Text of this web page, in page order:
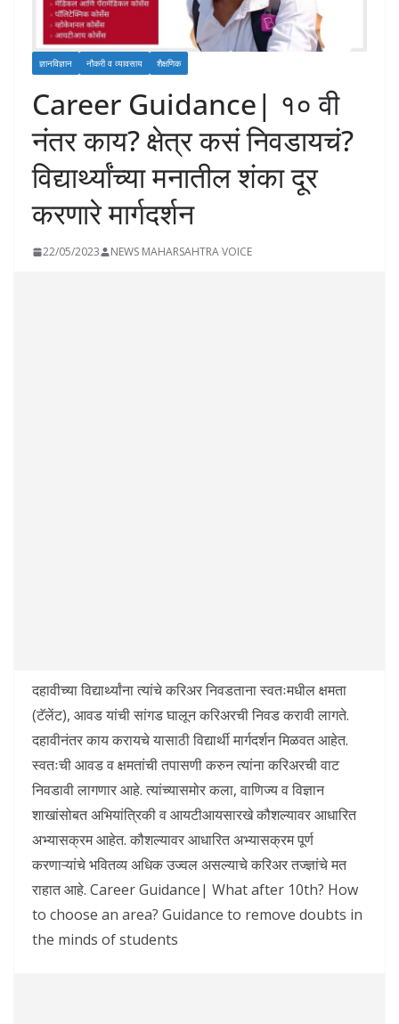
ज्ञानविज्ञान नौकरी व व्यावसाय शैक्षणिक
Career Guidance| १० वी
नंतर काय? क्षेत्र कसं निवडायचं?
विद्यार्थ्यांच्या मनातील शंका दूर
करणारे मार्गदर्शन
22/05/2023 NEWS MAHARSAHTRA VOICE
दहावीच्या विद्यार्थ्यांना त्यांचे करिअर निवडताना स्वतःमधील क्षमता
(टॅलेंट), आवड यांची सांगड घालून करिअरची निवड करावी लागते.
दहावीनंतर काय करायचे यासाठी विद्यार्थी मार्गदर्शन मिळवत आहेत.
स्वतःची आवड व क्षमतांची तपासणी करुन त्यांना करिअरची वाट
निवडावी लागणार आहे. त्यांच्यासमोर कला, वाणिज्य व विज्ञान
शाखांसोबत अभियांत्रिकी व आयटीआयसारखे कौशल्यावर आधारित
अभ्यासक्रम आहेत. कौशल्यावर आधारित अभ्यासक्रम पूर्ण
करणाऱ्यांचे भवितव्य अधिक उज्वल असल्याचे करिअर तज्ज्ञांचे मत
राहात आहे. Career Guidance| What after 10th? How
to choose an area? Guidance to remove doubts in
the minds of students